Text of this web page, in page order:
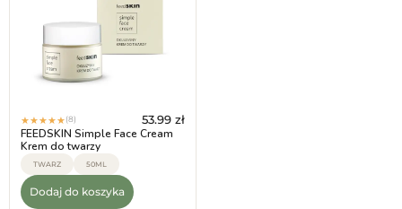
★★★★★(8) 53.99 zł
FEEDSKIN Simple Face Cream
Krem do twarzy
TWARZ 50ML
Dodaj do koszyka